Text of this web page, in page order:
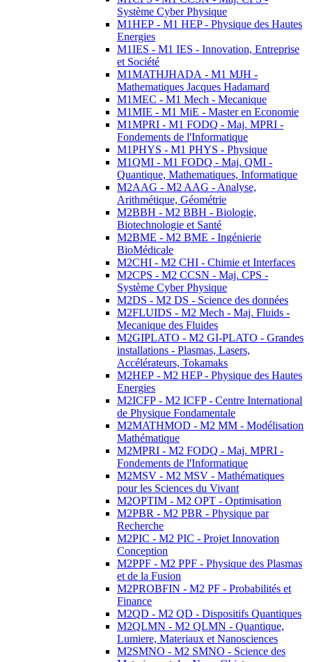
Système Cyber Physique
M1HEP - M1 HEP - Physique des Hautes
Energies
M1IES - M1 IES - Innovation, Entreprise
et Société
M1MATHJHADA - M1 MJH -
Mathematiques Jacques Hadamard
M1MEC - M1 Mech - Mecanique
M1MIE - M1 MiE - Master en Economie
M1MPRI - M1 FODQ - Maj. MPRI -
Fondements de l'Informatique
M1PHYS - M1 PHYS - Physique
M1QMI - M1 FODQ - Maj. QMI -
Quantique, Mathematiques, Informatique
M2AAG - M2 AAG - Analyse,
Arithmétique, Géométrie
M2BBH - M2 BBH - Biologie,
Biotechnologie et Santé
M2BME - M2 BME - Ingénierie
BioMédicale
M2CHI - M2 CHI - Chimie et Interfaces
M2CPS - M2 CCSN - Maj. CPS -
Système Cyber Physique
M2DS - M2 DS - Science des données
M2FLUIDS - M2 Mech - Maj. Fluids -
Mecanique des Fluides
M2GIPLATO - M2 GI-PLATO - Grandes
installations - Plasmas, Lasers,
Accélérateurs, Tokamaks
M2HEP - M2 HEP - Physique des Hautes
Energies
M2ICFP - M2 ICFP - Centre International
de Physique Fondamentale
M2MATHMOD - M2 MM - Modélisation
Mathématique
M2MPRI - M2 FODQ - Maj. MPRI -
Fondements de l'Informatique
M2MSV - M2 MSV - Mathématiques
pour les Sciences du Vivant
M2OPTIM - M2 OPT - Optimisation
M2PBR - M2 PBR - Physique par
Recherche
M2PIC - M2 PIC - Projet Innovation
Conception
M2PPF - M2 PPF - Physique des Plasmas
et de la Fusion
M2PROBFIN - M2 PF - Probabilités et
Finance
M2QD - M2 QD - Dispositifs Quantiques
M2QLMN - M2 QLMN - Quantique,
Lumiere, Materiaux et Nanosciences
M2SMNO - M2 SMNO - Science des